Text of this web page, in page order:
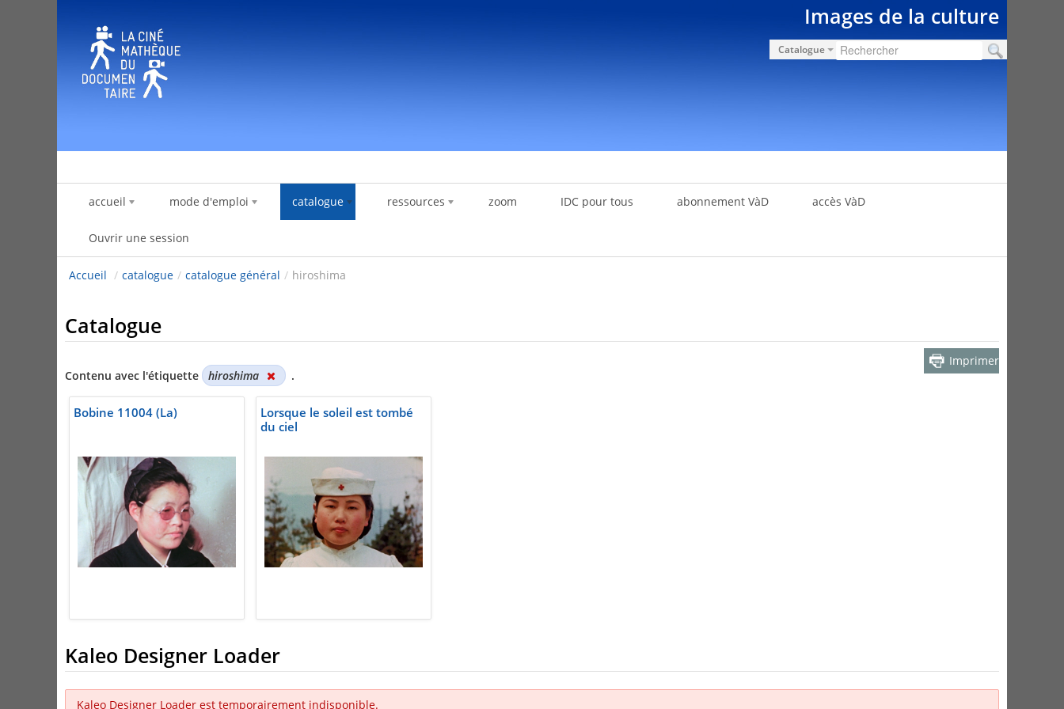
Images de la culture
Catalogue
accueil mode d'emploi catalogue ressources zoom IDC pour tous abonnement VàD accès VàD
Ouvrir une session
Accueil / catalogue / catalogue général / hiroshima
Catalogue
Contenu avec l'étiquette hiroshima .
Imprimer
Bobine 11004 (La)
Lorsque le soleil est tombé
du ciel
Kaleo Designer Loader
Kaleo Designer Loader est temporairement indisponible.